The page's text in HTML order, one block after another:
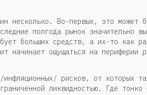
несколько. Во-первых, это может
полгода рынок значительно
больших средств, а их-то как
начинает ощущаться на периферии
рисков, от которых
ликвидностью. Где